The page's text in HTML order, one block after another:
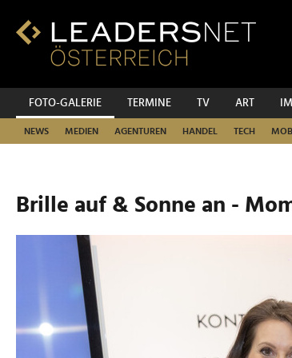
Inhalt
Fußzeilen-
Hauptnavigation
FOTO-GALERIE TERMINE TV ART
NEWS MEDIEN AGENTUREN HANDEL TECH
Brille auf & Sonne an -